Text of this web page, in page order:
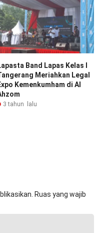
Band Lapas Kelas I
Meriahkan Legal
Kemenkumham di Al
3 tahun lalu
Ruas yang wajib